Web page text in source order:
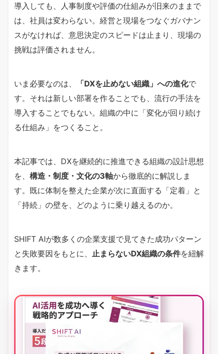
導入しても、人事制度や評価の仕組みが旧来のままで
は、社員は変わらない。経営と現場をつなぐガバナン
スがなければ、意思決定のスピードは止まり、現場の
挑戦は評価されません。
いま必要なのは、 「DXを止めない組織」への進化で
す。それは新しい部署を作ることでも、流行の手法を
導入することでもない。組織の中に「変化が回り続け
る仕組み」をつくること。
本記事では、DXを継続的に推進できる組織の設計思想
を、 構造・制度・文化の3軸から徹底的に解説しま
す。既に体制を整えた企業が次に直面する「定着」と
「持続」の壁を、どのように乗り越えるのか。
SHIFT AIが数多くの企業支援で見てきた成功パターン
と失敗要因をもとに、
止まらないDX組織の条件を紐解
きます。